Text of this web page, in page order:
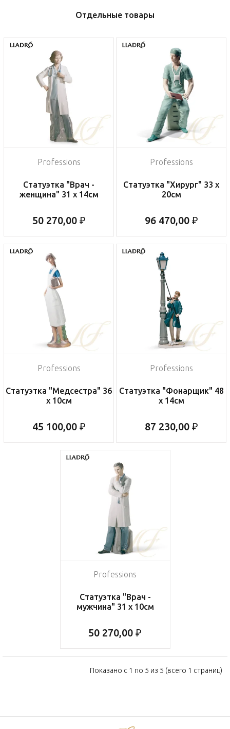
Отдельные товары
Professions
Статуэтка "Врач -
женщина" 31 x 14см
50 270,00 ₽
Professions
Статуэтка "Хирург" 33 x
20см
96 470,00 ₽
Professions
Статуэтка "Медсестра" 36
x 10см
45 100,00 ₽
Professions
Статуэтка "Фонарщик" 48
x 14см
87 230,00 ₽
Professions
Статуэтка "Врач -
мужчина" 31 x 10см
50 270,00 ₽
Показано с 1 по 5 из 5 (всего 1 страниц)